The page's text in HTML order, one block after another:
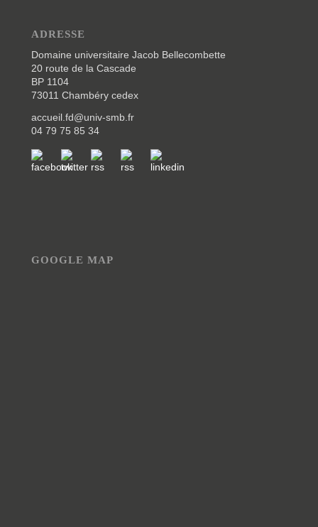
ADRESSE
Domaine universitaire Jacob Bellecombette
20 route de la Cascade
BP 1104
73011 Chambéry cedex
accueil.fd@univ-smb.fr
04 79 75 85 34
GOOGLE MAP